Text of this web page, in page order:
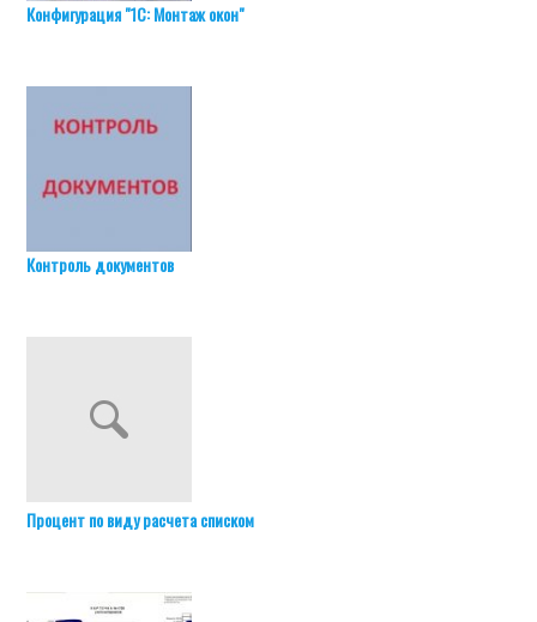
Конфигурация "1С: Монтаж окон"
Контроль документов
Процент по виду расчета списком